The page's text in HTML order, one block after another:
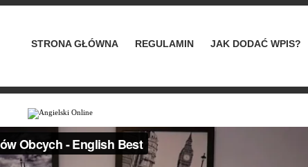
STRONA GŁÓWNA REGULAMIN JAK DODAĆ WPIS?